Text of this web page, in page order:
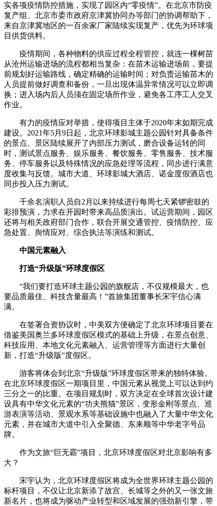
实各项疫情防控措施，实现了园区内“零疫情”。在北京市防疫
复产组、北京市委市政府京津冀协同办等部门的协调帮助下，
来自京津冀地区的一百余家厂家陆续实现复产，优先为环球项
目供货供料。
疫情期间，各种物料的供应过程全程管控，就连一棵树苗
从沧州运输进场的流程都相当复杂：在苗木运输进场前，要提
前规划好运输路线，确定精确的运输时间；对负责运输苗木的
人员提前做好调查和备份，一旦出现体温异常情况可以立即调
换；进入场内后人员须在固定场所作业，避免各工序工人交叉
作业。
有力的疫情应对举措，使得项目主体于2020年末如期完成
建设。2021年5月9日起，北京环球影城主题公园针对具备条件
的景点、景区陆续展开了内部压力测试，磨合设备运转的同
时，测试景点服务、娱乐服务、餐饮服务、零售服务、技术服
务、停车服务以及特殊情况的应急处理等流程，同步进行满意
度收集与反馈。城市大道、环球影城大酒店、诺金度假酒店也
同步投入压力测试。
千余名演职人员自2月以来持续进行每周七天紧锣密鼓的
彩排预演，力求在开园时带来高品质演出。试运营期间，园区
还将与相关政府部门合作，联合开展交通管控、疫情防控、应
急处置、舆情应对、综合执法等演练和测试。
中国元素融入
打造“升级版”环球度假区
“我们要打造环球主题公园的旗舰店，不仅规模最大，也
要品质最佳、科技含量最高！”首旅集团董事长宋宇信心满
满。
在签署合资协议时，中美双方便确定了北京环球项目要在
借鉴美国奥兰多环球度假区模式的基础上升级，在景点创意、
科技应用、本地文化元素融入、运营管理等方面进行大量创
新，打造“升级版”度假区。
游客将体会到北京“升级版”环球度假区带来的独特体验。
在北京环球度假区一期项目里，中国元素从视觉上可以达到约
三分之一的比重。在项目规划时，双方决定在全球首次设计建
设具有中华文化元素的“功夫熊猫”景区，变形金刚等景点、巡
游表演等活动、景观水系等基础设施中也融入了大量中华文化
元素，并在城市大道中引入全聚德、东来顺等中华老字号品
牌。
作为文旅“巨无霸”项目，北京环球度假区对北京影响有多
大？
宋宇认为，北京环球度假区将成为全世界环球主题公园的
标杆项目，不仅让北京新添了故宫、长城等之外的又一张文旅
新名片，也将成为驱动产业转型和区域发展的强劲新引擎，带